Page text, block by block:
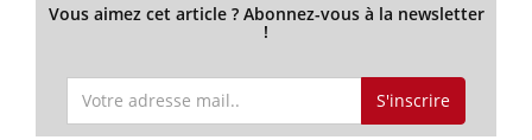
Vous aimez cet article ? Abonnez-vous à la newsletter
!
S'inscrire